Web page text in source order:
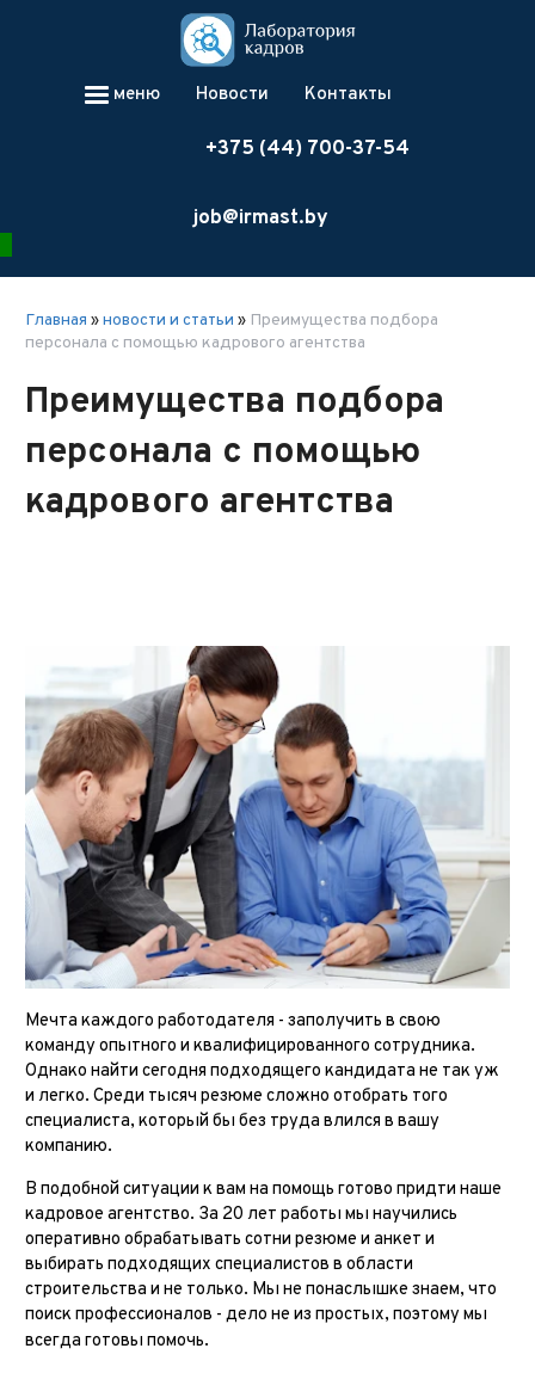
меню Новости Контакты
+375 (44) 700-37-54
job@irmast.by
Главная »новости и статьи » Преимущества подбора
персонала с помощью кадрового агентства
Преимущества подбора
персонала с помощью
кадрового агентства
Мечта каждого работодателя - заполучить в свою
команду опытного и квалифицированного сотрудника.
Однако найти сегодня подходящего кандидата не так уж
и легко. Среди тысяч резюме сложно отобрать того
специалиста, который бы без труда влился в вашу
компанию.
В подобной ситуации к вам на помощь готово придти наше
кадровое агентство. За 20 лет работы мы научились
оперативно обрабатывать сотни резюме и анкет и
выбирать подходящих специалистов в области
строительства и не только. Мы не понаслышке знаем, что
поиск профессионалов - дело не из простых, поэтому мы
всегда готовы помочь.